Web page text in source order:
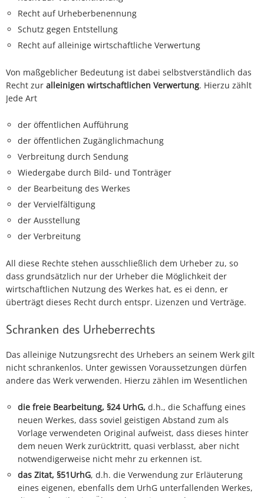
Recht auf Urheberbenennung
Schutz gegen Entstellung
Recht auf alleinige wirtschaftliche Verwertung
Von maßgeblicher Bedeutung ist dabei selbstverständlich das
Recht zur alleinigen wirtschaftlichen Verwertung. Hierzu zählt
Jede Art
der öffentlichen Aufführung
der öffentlichen Zugänglichmachung
Verbreitung durch Sendung
Wiedergabe durch Bild- und Tonträger
der Bearbeitung des Werkes
der Vervielfältigung
der Ausstellung
der Verbreitung
All diese Rechte stehen ausschließlich dem Urheber zu, so
dass grundsätzlich nur der Urheber die Möglichkeit der
wirtschaftlichen Nutzung des Werkes hat, es ei denn, er
überträgt dieses Recht durch entspr. Lizenzen und Verträge.
Schranken des Urheberrechts
Das alleinige Nutzungsrecht des Urhebers an seinem Werk gilt
nicht schrankenlos. Unter gewissen Voraussetzungen dürfen
andere das Werk verwenden. Hierzu zählen im Wesentlichen
die freie Bearbeitung, §24 UrhG, d.h., die Schaffung eines
neuen Werkes, dass soviel geistigen Abstand zum als
Vorlage verwendeten Original aufweist, dass dieses hinter
dem neuen Werk zurücktritt, quasi verblasst, aber nicht
notwendigerweise nicht mehr zu erkennen ist.
das Zitat, §51UrhG, d.h. die Verwendung zur Erläuterung
eines eigenen, ebenfalls dem UrhG unterfallenden Werkes,